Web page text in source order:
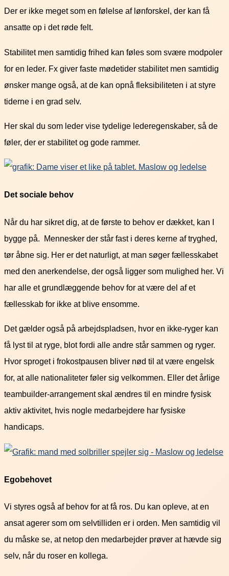
Der er ikke meget som en følelse af lønforskel, der kan få
ansatte op i det røde felt.
Stabilitet men samtidig frihed kan føles som svære modpoler
for en leder. Fx giver faste mødetider stabilitet men samtidig
ønsker mange også, at de kan opnå fleksibiliteten i at styre
tiderne i en grad selv.
Her skal du som leder vise tydelige lederegenskaber, så de
føler, der er stabilitet og gode rammer.
Det sociale behov
Når du har sikret dig, at de første to behov er dækket, kan I
bygge på. Mennesker der står fast i deres kerne af tryghed,
tør åbne sig. Her er det naturligt, at man søger fællesskabet
med den anerkendelse, der også ligger som mulighed her. Vi
har alle et grundlæggende behov for at være del af et
fællesskab for ikke at blive ensomme.
Det gælder også på arbejdspladsen, hvor en ikke-ryger kan
få lyst til at ryge, blot fordi alle andre står sammen og ryger.
Hvor sproget i frokostpausen bliver nød til at være engelsk
for, at alle nationaliteter føler sig velkommen. Eller det årlige
teambuilder-arrangement skal ændres til en mindre fysisk
aktiv aktivitet, hvis nogle medarbejdere har fysiske
handicaps.
Egobehovet
Vi styres også af behov for at få ros. Du kan opleve, at en
ansat agerer som om selvtilliden er i orden. Men samtidig vil
du måske se, at netop den medarbejder prøver at hævde sig
selv, når du roser en kollega.